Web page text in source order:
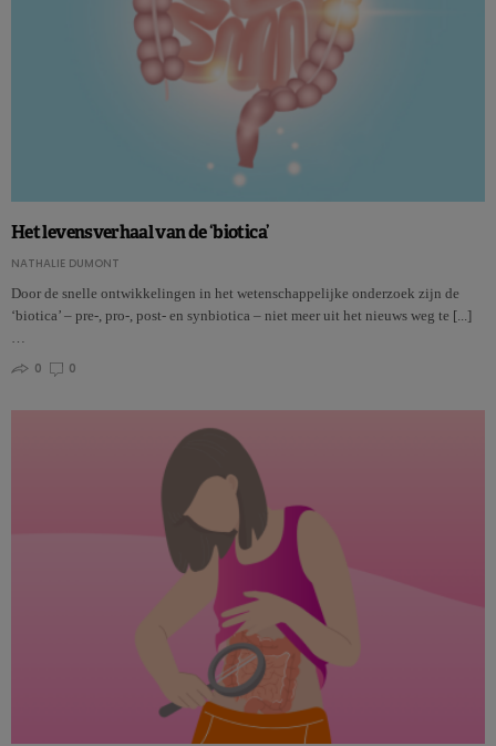
Het levensverhaal van de ‘biotica’
NATHALIE DUMONT
Door de snelle ontwikkelingen in het wetenschappelijke onderzoek zijn de
‘biotica’ – pre-, pro-, post- en synbiotica – niet meer uit het nieuws weg te [...]
0
0